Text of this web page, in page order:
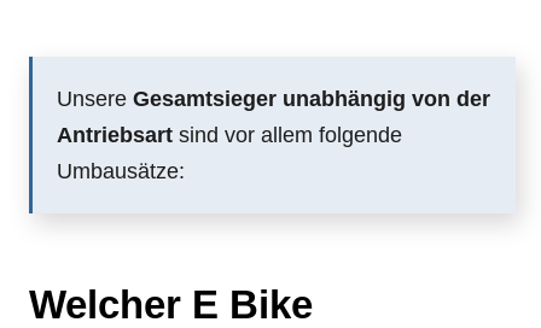
Unsere Gesamtsieger unabhängig von der
Antriebsart sind vor allem folgende
Umbausätze:
Welcher E Bike